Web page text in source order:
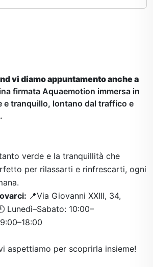
vi diamo appuntamento anche a
firmata Aquaemotion immersa in
e tranquillo, lontano dal traffico e
verde e la tranquillità che
per rilassarti e rinfrescarti, ogni
📍​Via Giovanni XXIII, 34,
Lunedì–Sabato: 10:00–
aspettiamo per scoprirla insieme!